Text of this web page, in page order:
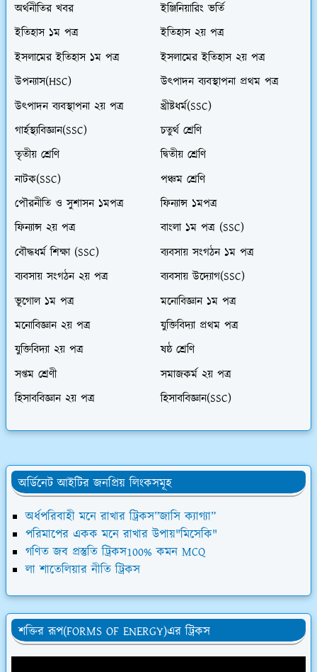
অর্থনীতির খবর
ইঞ্জিনিয়ারিং ভর্তি
ইতিহাস ১ম পত্র
ইতিহাস ২য় পত্র
ইসলামের ইতিহাস ১ম পত্র
ইসলামের ইতিহাস ২য় পত্র
উপন্যাস(HSC)
উৎপাদন ব্যবস্থাপনা প্রথম পত্র
উৎপাদন ব্যবস্থাপনা ২য় পত্র
খ্রীষ্টধর্ম(SSC)
গার্হস্থ্যবিজ্ঞান(SSC)
চতুর্থ শ্রেণি
তৃতীয় শ্রেণি
দ্বিতীয় শ্রেণি
নাটক(SSC)
পঞ্চম শ্রেণি
পৌরনীতি ও সুশাসন ১মপত্র
ফিন্যান্স ১মপত্র
ফিন্যান্স ২য় পত্র
বাংলা ১ম পত্র (SSC)
বৌদ্ধধর্ম শিক্ষা (SSC)
ব্যবসায় সংগঠন ১ম পত্র
ব্যবসায় সংগঠন ২য় পত্র
ব্যবসায় উদ্যোগ(SSC)
ভূগোল ১ম পত্র
মনোবিজ্ঞান ১ম পত্র
মনোবিজ্ঞান ২য় পত্র
যুক্তিবিদ্যা প্রথম পত্র
যুক্তিবিদ্যা ২য় পত্র
ষষ্ঠ শ্রেণি
সপ্তম শ্রেণী
সমাজকর্ম ২য় পত্র
হিসাববিজ্ঞান ২য় পত্র
হিসাববিজ্ঞান(SSC)
অর্ডিনেট আইটির জনপ্রিয় লিংকসমূহ
অর্ধপরিবাহী মনে রাখার ট্রিকস”জাসি ক্যাগ্যা”
পরিমাপের একক মনে রাখার উপায়"মিসেকি"
গণিত জব প্রস্তুতি ট্রিকস100% কমন MCQ
লা শাতেলিয়ার নীতি ট্রিকস
শক্তির রূপ(FORMS OF ENERGY)এর ট্রিকস